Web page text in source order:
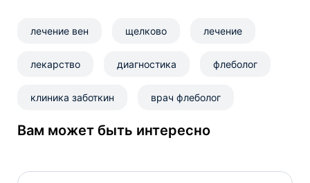
лечение вен щелково лечение
лекарство диагностика флеболог
клиника заботкин врач флеболог
Вам может быть интересно